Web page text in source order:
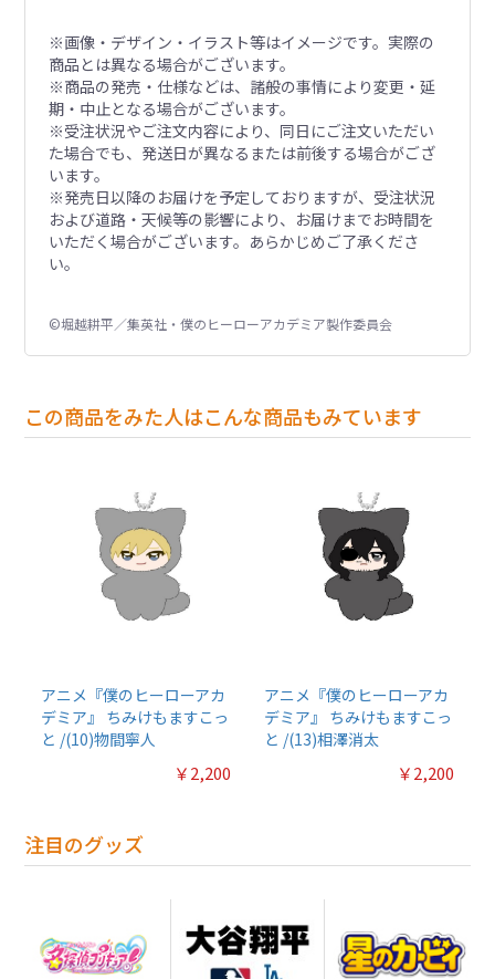
※画像・デザイン・イラスト等はイメージです。実際の
商品とは異なる場合がございます。
※商品の発売・仕様などは、諸般の事情により変更・延
期・中止となる場合がございます。
※受注状況やご注文内容により、同日にご注文いただい
た場合でも、発送日が異なるまたは前後する場合がござ
います。
※発売日以降のお届けを予定しておりますが、受注状況
および道路・天候等の影響により、お届けまでお時間を
いただく場合がございます。あらかじめご了承くださ
い。
©堀越耕平／集英社・僕のヒーローアカデミア製作委員会
この商品をみた人はこんな商品もみています
アニメ『僕のヒーローアカ
デミア』 ちみけもますこっ
と /(10)物間寧人
￥2,200
アニメ『僕のヒーローアカ
デミア』 ちみけもますこっ
と /(13)相澤消太
￥2,200
注目のグッズ